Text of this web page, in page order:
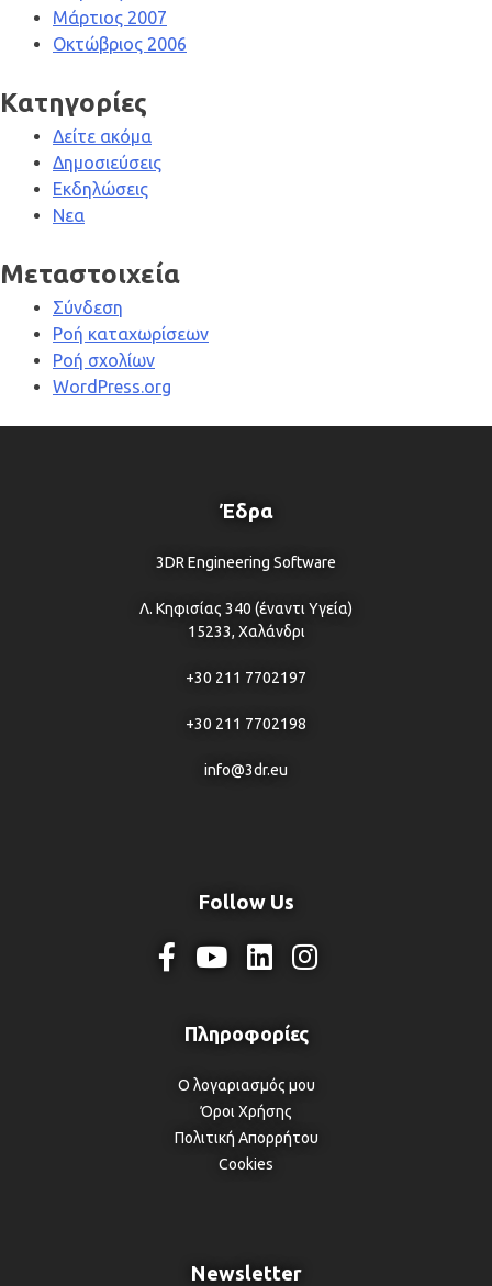
Μάρτιος 2007
Οκτώβριος 2006
Kατηγορίες
Δείτε ακόμα
Δημοσιεύσεις
Εκδηλώσεις
Νεα
Μεταστοιχεία
Σύνδεση
Ροή καταχωρίσεων
Ροή σχολίων
WordPress.org
Έδρα
3DR Engineering Software
Λ. Κηφισίας 340 (έναντι Υγεία)
15233, Χαλάνδρι
+30 211 7702197
+30 211 7702198
info@3dr.eu
Follow Us
Ο λογαριασμός μου
Όροι Χρήσης
Πολιτική Απορρήτου
Cookies
Newsletter